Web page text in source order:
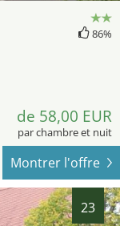
86%
de 58,00 EUR
par chambre et nuit
Montrer l'offre
23